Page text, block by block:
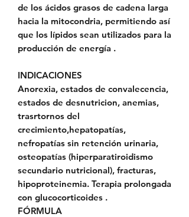
de los ácidos grasos de cadena larga
hacia la mitocondria, permitiendo así
que los lípidos sean utilizados para la
producción de energía .
INDICACIONES
Anorexia, estados de convalecencia,
estados de desnutricion, anemias,
trasrtornos del
crecimiento,hepatopatías,
nefropatías sin retención urinaria,
osteopatías (hiperparatiroidismo
secundario nutricional), fracturas,
hipoproteinemia. Terapia prolongada
con glucocorticoides .
FÓRMULA